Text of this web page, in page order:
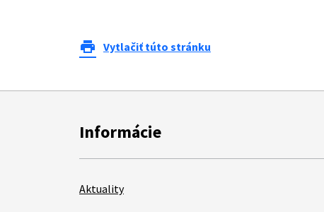
print Vytlačiť túto stránku
Informácie
Aktuality